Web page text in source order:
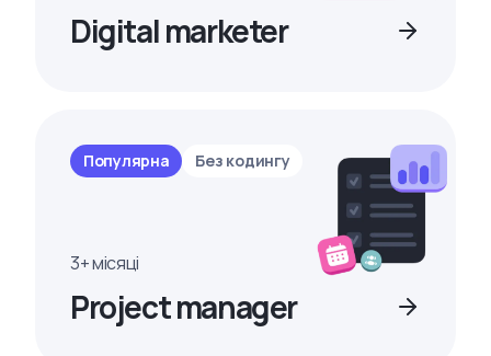
Digital marketer
Популярна Без кодингу
3+ місяці
Project manager